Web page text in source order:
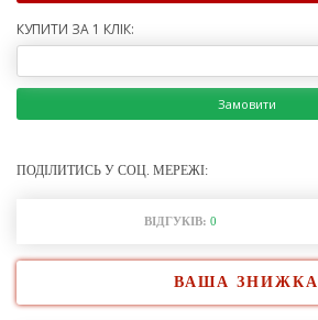
КУПИТИ ЗА 1 КЛІК:
Замовити
ПОДІЛИТИСЬ У СОЦ. МЕРЕЖІ:
ВІДГУКІВ: 0
ВАША ЗНИЖКА